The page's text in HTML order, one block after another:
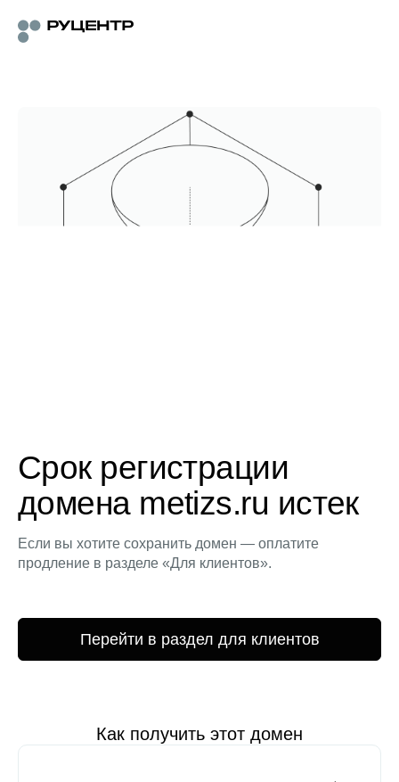
Срок регистрации
домена metizs.ru истек
Если вы хотите сохранить домен — оплатите
продление в разделе «Для клиентов».
Перейти в раздел для клиентов
Как получить этот домен